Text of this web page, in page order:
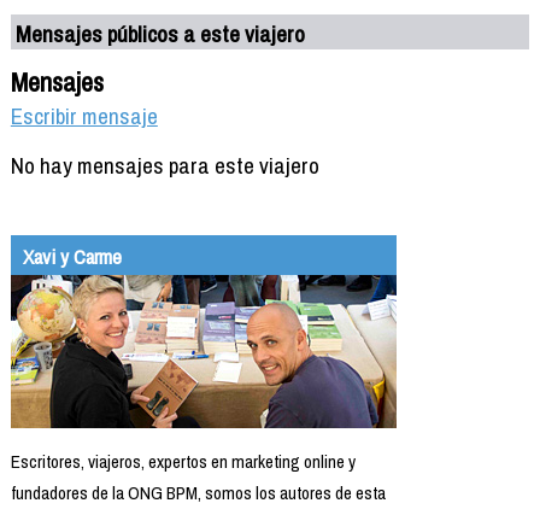
Mensajes públicos a este viajero
Mensajes
Escribir mensaje
No hay mensajes para este viajero
Xavi y Carme
Escritores, viajeros, expertos en marketing online y
fundadores de la ONG BPM, somos los autores de esta